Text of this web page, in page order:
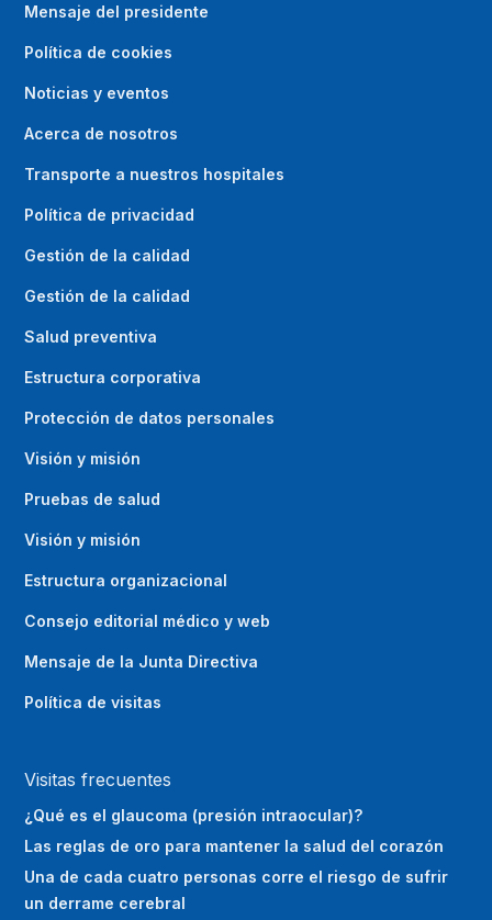
Mensaje del presidente
Política de cookies
Noticias y eventos
Acerca de nosotros
Transporte a nuestros hospitales
Política de privacidad
Gestión de la calidad
Gestión de la calidad
Salud preventiva
Estructura corporativa
Protección de datos personales
Visión y misión
Pruebas de salud
Visión y misión
Estructura organizacional
Consejo editorial médico y web
Mensaje de la Junta Directiva
Política de visitas
Visitas frecuentes
¿Qué es el glaucoma (presión intraocular)?
Las reglas de oro para mantener la salud del corazón
Una de cada cuatro personas corre el riesgo de sufrir
un derrame cerebral